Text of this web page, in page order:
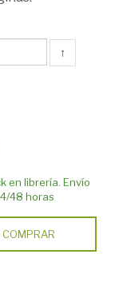
↑
en librería. Envío
48 horas
COMPRAR